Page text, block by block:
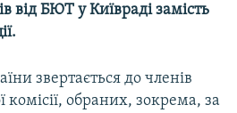
вiд БЮТ у Київрадi замiсть
звертається до членiв
комiсiї, обраних, зокрема, за